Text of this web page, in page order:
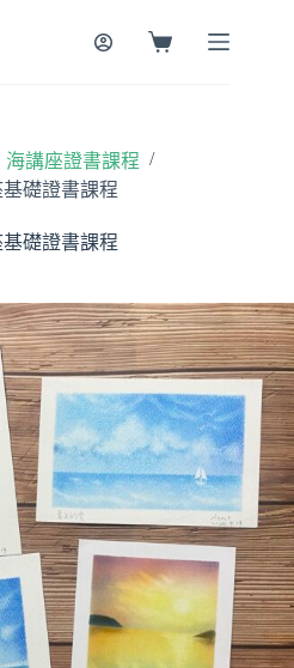
購
海講座證書課程 /
基礎證書課程
基礎證書課程